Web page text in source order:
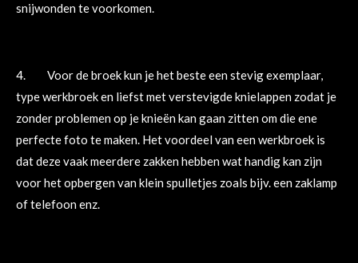
snijwonden te voorkomen.
4. Voor de broek kun je het beste een stevig exemplaar,
type werkbroek en liefst met verstevigde knielappen zodat je
zonder problemen op je knieën kan gaan zitten om die ene
perfecte foto te maken. Het voordeel van een werkbroek is
dat deze vaak meerdere zakken hebben wat handig kan zijn
voor het opbergen van klein spulletjes zoals bijv. een zaklamp
of telefoon enz.